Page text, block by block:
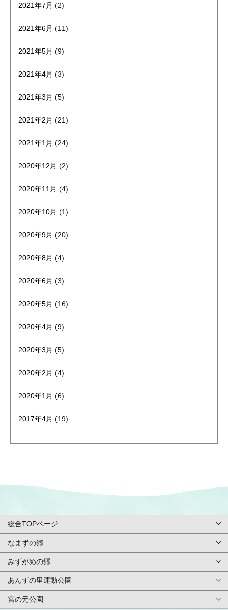
2021年7月 (2)
2021年6月 (11)
2021年5月 (9)
2021年4月 (3)
2021年3月 (5)
2021年2月 (21)
2021年1月 (24)
2020年12月 (2)
2020年11月 (4)
2020年10月 (1)
2020年9月 (20)
2020年8月 (4)
2020年6月 (3)
2020年5月 (16)
2020年4月 (9)
2020年3月 (5)
2020年2月 (4)
2020年1月 (6)
2017年4月 (19)
総合TOPページ
総合TOPページ
利用案内・申請
ご予約方法
なまずの郷
TOPページ
基本情報
みずがめの郷
TOPページ
基本情報
あんずの里運動公園
TOPページ
宮の元公園